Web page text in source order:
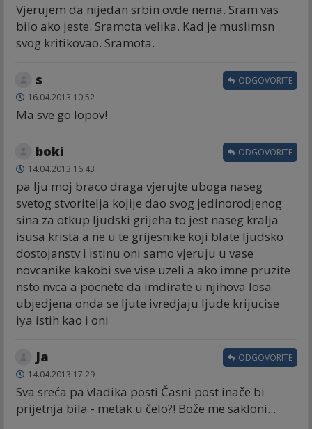
Vjerujem da nijedan srbin ovde nema. Sram vas
bilo ako jeste. Sramota velika. Kad je muslimsn
svog kritikovao. Sramota.
s
16.04.2013 10:52
Ma sve go lopov!
ODGOVORITE
boki
14.04.2013 16:43
pa lju moj braco draga vjerujte uboga naseg
svetog stvoritelja kojije dao svog jedinorodjenog
sina za otkup ljudski grijeha to jest naseg kralja
isusa krista a ne u te grijesnike koji blate ljudsko
dostojanstv i istinu oni samo vjeruju u vase
novcanike kakobi sve vise uzeli a ako imne pruzite
nsto nvca a pocnete da imdirate u njihova losa
ubjedjena onda se ljute ivredjaju ljude krijucise
iya istih kao i oni
ODGOVORITE
Ja
14.04.2013 17:29
Sva sreća pa vladika posti Časni post inače bi
prijetnja bila - metak u čelo?! Bože me sakloni...
ODGOVORITE